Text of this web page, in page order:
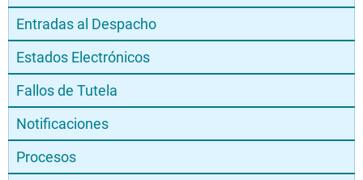
Entradas al Despacho
Estados Electrónicos
Fallos de Tutela
Notificaciones
Procesos